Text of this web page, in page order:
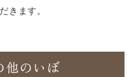
きます。
他のいぼ